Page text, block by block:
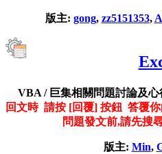
版主: gong, zz5151353,
VBA / 巨集相關問題討論及
回文時 請按 [回覆] 按鈕 答覆
問題發文前,請先搜
版主: Min,